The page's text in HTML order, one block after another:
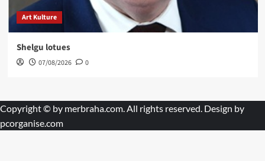
Art Kulture
Shelgu lotues
07/08/2026 0
Copyright © by merbraha.com. All rights reserved. Design by
pcorganise.com